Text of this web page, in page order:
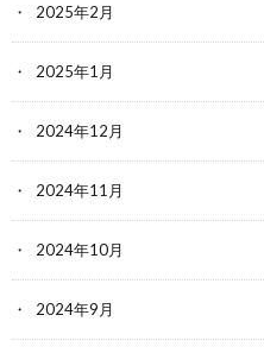
2025年2月
2025年1月
2024年12月
2024年11月
2024年10月
2024年9月